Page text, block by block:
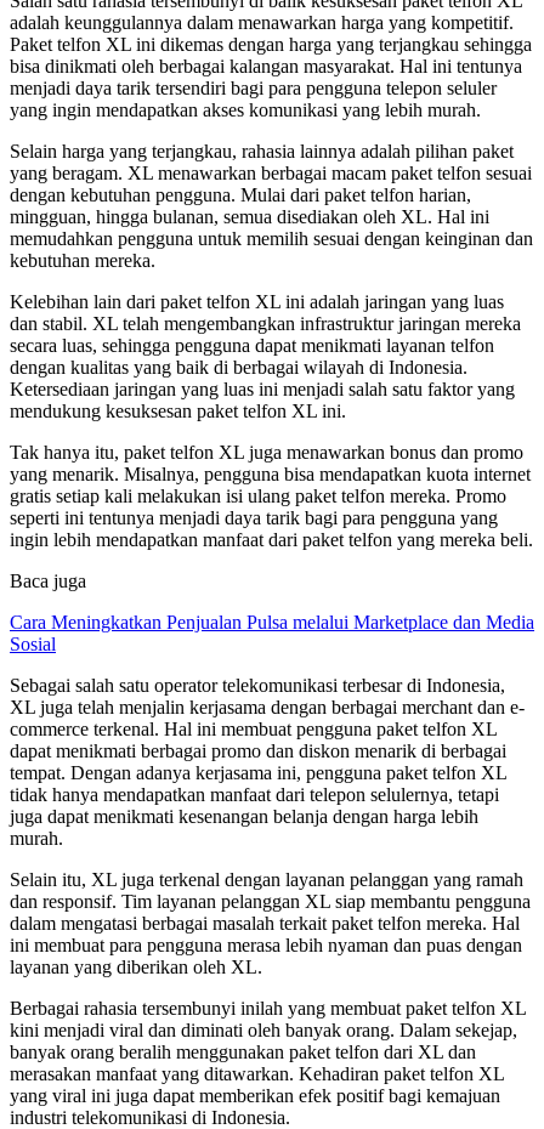
adalah keunggulannya dalam menawarkan harga yang kompetitif.
Paket telfon XL ini dikemas dengan harga yang terjangkau sehingga
bisa dinikmati oleh berbagai kalangan masyarakat. Hal ini tentunya
menjadi daya tarik tersendiri bagi para pengguna telepon seluler
yang ingin mendapatkan akses komunikasi yang lebih murah.
Selain harga yang terjangkau, rahasia lainnya adalah pilihan paket
yang beragam. XL menawarkan berbagai macam paket telfon sesuai
dengan kebutuhan pengguna. Mulai dari paket telfon harian,
mingguan, hingga bulanan, semua disediakan oleh XL. Hal ini
memudahkan pengguna untuk memilih sesuai dengan keinginan dan
kebutuhan mereka.
Kelebihan lain dari paket telfon XL ini adalah jaringan yang luas
dan stabil. XL telah mengembangkan infrastruktur jaringan mereka
secara luas, sehingga pengguna dapat menikmati layanan telfon
dengan kualitas yang baik di berbagai wilayah di Indonesia.
Ketersediaan jaringan yang luas ini menjadi salah satu faktor yang
mendukung kesuksesan paket telfon XL ini.
Tak hanya itu, paket telfon XL juga menawarkan bonus dan promo
yang menarik. Misalnya, pengguna bisa mendapatkan kuota internet
gratis setiap kali melakukan isi ulang paket telfon mereka. Promo
seperti ini tentunya menjadi daya tarik bagi para pengguna yang
ingin lebih mendapatkan manfaat dari paket telfon yang mereka beli.
Baca juga
Cara Meningkatkan Penjualan Pulsa melalui Marketplace dan Media
Sosial
Sebagai salah satu operator telekomunikasi terbesar di Indonesia,
XL juga telah menjalin kerjasama dengan berbagai merchant dan e-
commerce terkenal. Hal ini membuat pengguna paket telfon XL
dapat menikmati berbagai promo dan diskon menarik di berbagai
tempat. Dengan adanya kerjasama ini, pengguna paket telfon XL
tidak hanya mendapatkan manfaat dari telepon selulernya, tetapi
juga dapat menikmati kesenangan belanja dengan harga lebih
murah.
Selain itu, XL juga terkenal dengan layanan pelanggan yang ramah
dan responsif. Tim layanan pelanggan XL siap membantu pengguna
dalam mengatasi berbagai masalah terkait paket telfon mereka. Hal
ini membuat para pengguna merasa lebih nyaman dan puas dengan
layanan yang diberikan oleh XL.
Berbagai rahasia tersembunyi inilah yang membuat paket telfon XL
kini menjadi viral dan diminati oleh banyak orang. Dalam sekejap,
banyak orang beralih menggunakan paket telfon dari XL dan
merasakan manfaat yang ditawarkan. Kehadiran paket telfon XL
yang viral ini juga dapat memberikan efek positif bagi kemajuan
industri telekomunikasi di Indonesia.